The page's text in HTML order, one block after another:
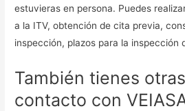
estuvieras en persona. Puedes
a la ITV, obtención de cita previa,
inspección, plazos para la inspección
También tienes
contacto con